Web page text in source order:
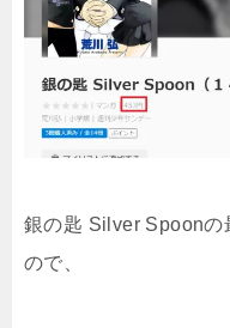
銀の匙 Silver Spoonの
ので、